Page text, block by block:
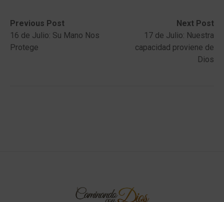
Post
navigation
Previous Post
Previous
post:16 de Julio: Su Mano Nos
Protege
Next Post
Next
post:
17 de Julio: Nuestra
capacidad proviene de
Dios